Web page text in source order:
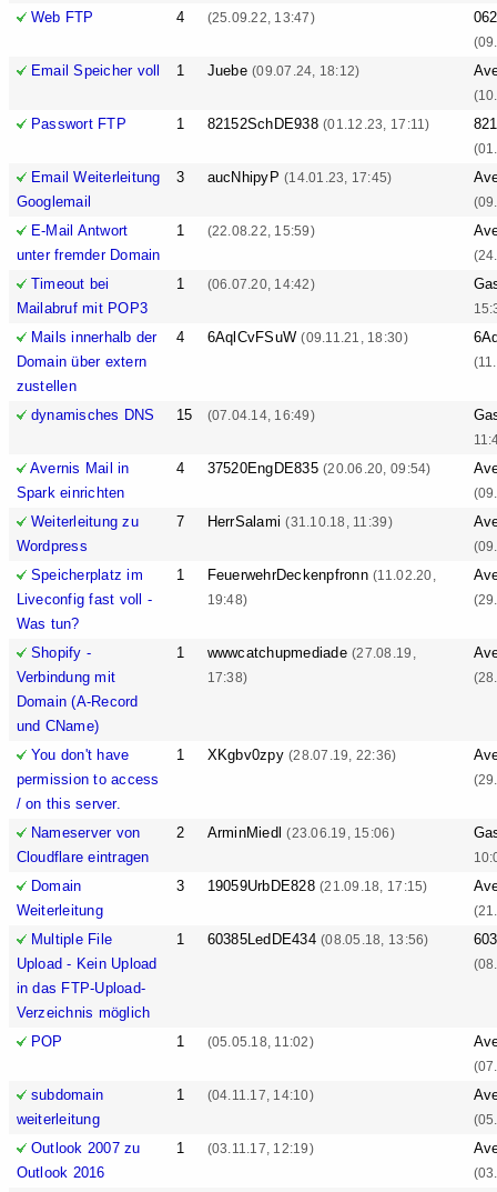
Web FTP 4 (25.09.22, 13:47)
Email Speicher voll 1 Juebe(09.07.24, 18:12)
Passwort FTP 1 82152SchDE938(01.12.23, 17:11)
Email Weiterleitung
Googlemail
3 aucNhipyP(14.01.23, 17:45)
E-Mail Antwort
unter fremder Domain
1 (22.08.22, 15:59)
Timeout bei
Mailabruf mit POP3
1 (06.07.20, 14:42)
Mails innerhalb der
Domain über extern
zustellen
4 6AqlCvFSuW(09.11.21, 18:30)
dynamisches DNS 15 (07.04.14, 16:49)
Avernis Mail in
Spark einrichten
4 37520EngDE835(20.06.20, 09:54)
Weiterleitung zu
Wordpress
7 HerrSalami(31.10.18, 11:39)
Speicherplatz im
Liveconfig fast voll -
Was tun?
1 FeuerwehrDeckenpfronn(11.02.20,
19:48)
Shopify -
Verbindung mit
Domain (A-Record
und CName)
1 wwwcatchupmediade(27.08.19,
17:38)
You don't have
permission to access
/ on this server.
1 XKgbv0zpy(28.07.19, 22:36)
Nameserver von
Cloudflare eintragen
2 ArminMiedl(23.06.19, 15:06)
Domain
Weiterleitung
3 19059UrbDE828(21.09.18, 17:15)
Multiple File
Upload - Kein Upload
in das FTP-Upload-
Verzeichnis möglich
1 60385LedDE434(08.05.18, 13:56)
POP 1 (05.05.18, 11:02)
subdomain
weiterleitung
1 (04.11.17, 14:10)
Outlook 2007 zu
Outlook 2016
1 (03.11.17, 12:19)